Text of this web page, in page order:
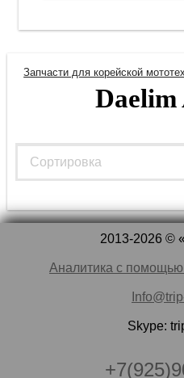
Запчасти для корейской
2013-2026 ©
Аналитика с
Skype: